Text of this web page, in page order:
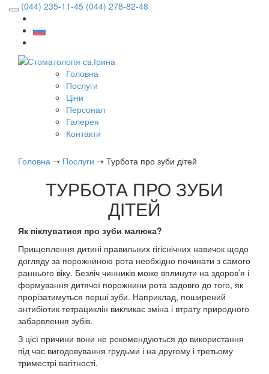
(044) 235-11-45 (044) 278-82-48
Головна
Послуги
Ціни
Персонал
Галерея
Контакти
Головна ➝ Послуги ➝ Турбота про зуби дітей
ТУРБОТА ПРО ЗУБИ
ДІТЕЙ
Як піклуватися про зуби малюка?
Прищеплення дитині правильних гігієнічних навичок щодо
догляду за порожниною рота необхідно починати з самого
раннього віку. Безліч чинників може вплинути на здоров’я і
формування дитячої порожнини рота задовго до того, як
прорізатимуться перші зуби. Наприклад, поширений
антибіотик тетрациклін викликає зміна і втрату природного
забарвлення зубів.
З цієї причини вони не рекомендуються до використання
під час вигодовування грудьми і на другому і третьому
триместрі вагітності.